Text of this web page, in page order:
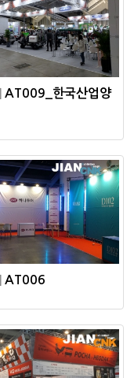
AT009_한국산업양
AT006